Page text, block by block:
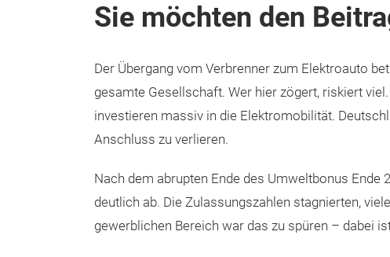
Sie möchten den
Der Übergang vom Verbrenner zum Elektroauto
gesamte Gesellschaft. Wer hier zögert, riskiert
investieren massiv in die Elektromobilität.
Anschluss zu verlieren.
Nach dem abrupten Ende des Umweltbonus
deutlich ab. Die Zulassungszahlen stagnierten,
gewerblichen Bereich war das zu spüren – dabei